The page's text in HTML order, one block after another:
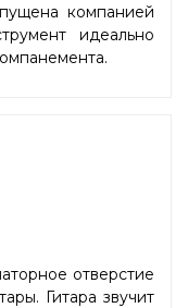
компанией
идеально
отверстие
Гитара звучит